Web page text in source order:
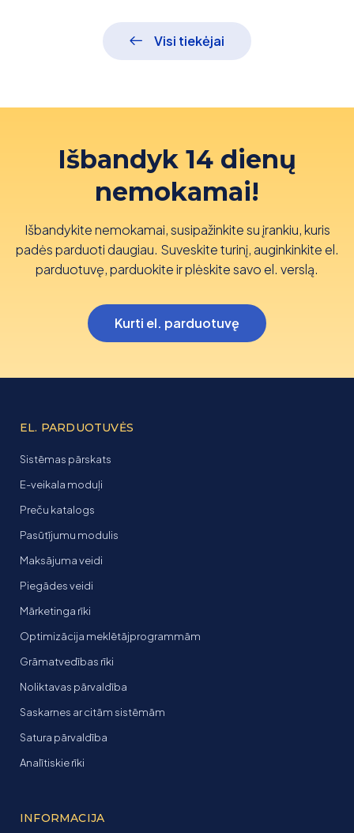
Visi tiekėjai
Išbandyk 14 dienų
nemokamai!
Išbandykite nemokamai, susipažinkite su įrankiu, kuris
padės parduoti daugiau. Suveskite turinį, auginkinkite el.
parduotuvę, parduokite ir plėskite savo el. verslą.
Kurti el. parduotuvę
EL. PARDUOTUVĖS
Sistēmas pārskats
E-veikala moduļi
Preču katalogs
Pasūtījumu modulis
Maksājuma veidi
Piegādes veidi
Mārketinga rīki
Optimizācija meklētājprogrammām
Grāmatvedības rīki
Noliktavas pārvaldība
Saskarnes ar citām sistēmām
Satura pārvaldība
Analītiskie rīki
INFORMACIJA